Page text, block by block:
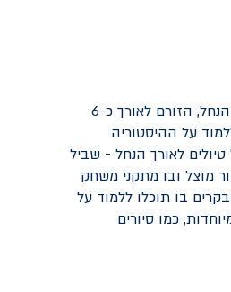
בלב העיר באר שבע, שוכן פארק ירוק ומרהיב – פארק נחל באר שבע. לאורך הנחל, הזורם לאורך כ-6
על ההיסטוריה
לאורך הנחל - שביל
מוצל ובו מתקני משחק
ה-8 לפני הספירה, מרכז מבקרים בו תוכלו ללמוד על
כמו סיורים